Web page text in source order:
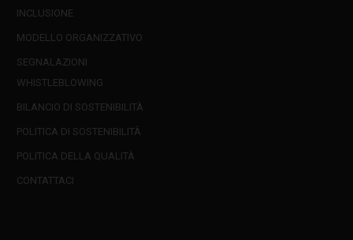
INCLUSIONE
MODELLO ORGANIZZATIVO
SEGNALAZIONI
WHISTLEBLOWING
BILANCIO DI SOSTENIBILITÀ
POLITICA DI SOSTENIBILITÀ
POLITICA DELLA QUALITÀ
CONTATTACI